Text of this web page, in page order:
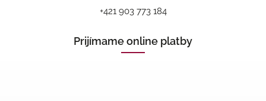
+421 903 773 184
Prijímame online platby